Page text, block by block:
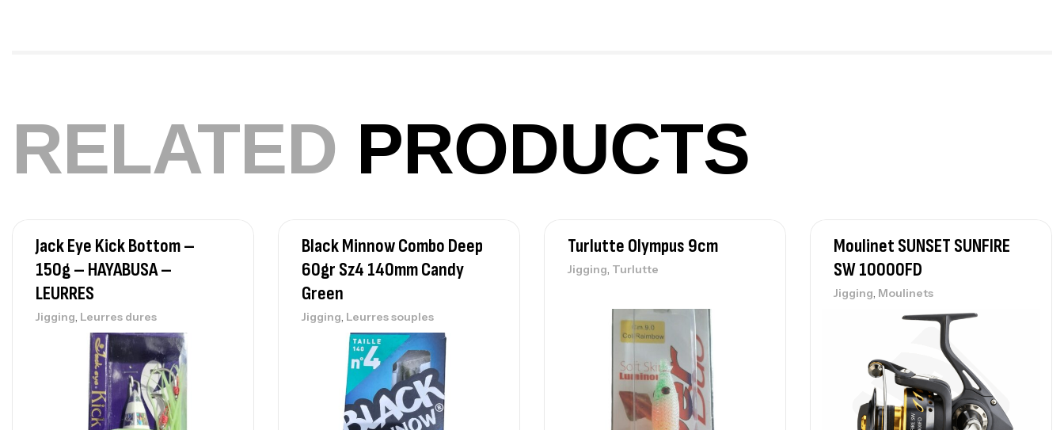
Volant 3 Branches Inox T26S/35
Accastillage bateau
Canne Sunset Beachstriker Surf Hybrid
Canne Sunset Secret Cove 450 Cm 100
– 300 G
Cannes
RELATED PRODUCTS
Jack Eye Kick Bottom –
150g – HAYABUSA –
LEURRES
Jigging, Leurres dures
Black Minnow Combo Deep
60gr Sz4 140mm Candy
Green
Jigging, Leurres souples
Turlutte Olympus 9cm
Jigging, Turlutte
Moulinet SUNSET SUNFIRE
SW 10000FD
Jigging, Moulinets